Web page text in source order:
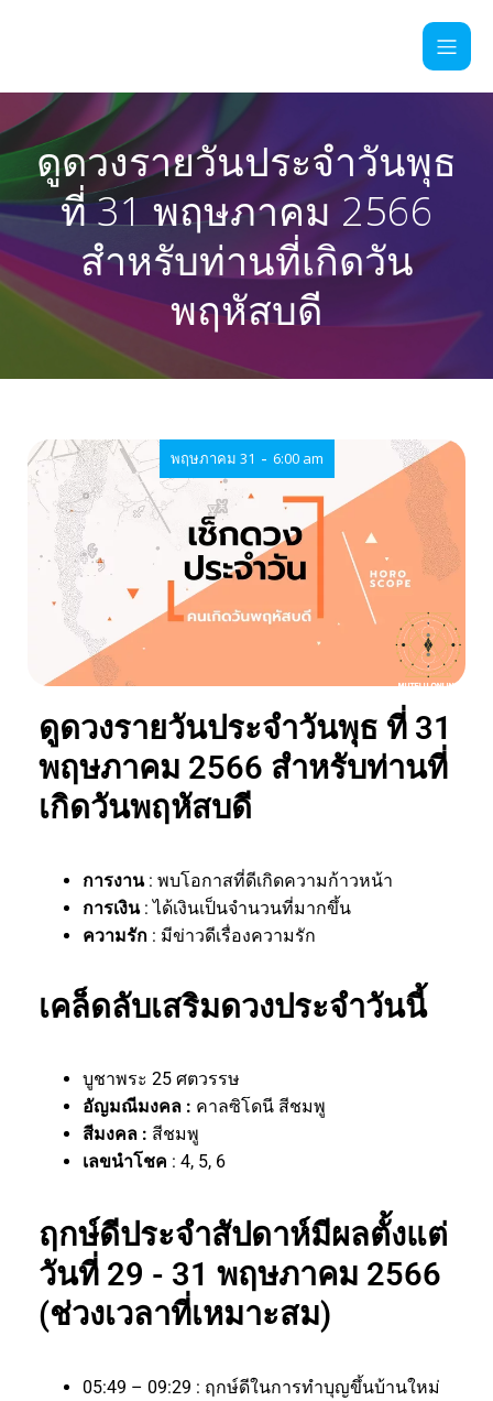
ดูดวงรายวันประจำวันพุธ
ที่ 31 พฤษภาคม 2566
สำหรับท่านที่เกิดวัน
พฤหัสบดี
พฤษภาคม 31 - 6:00 am
ดูดวงรายวันประจำวันพุธ ที่ 31
พฤษภาคม 2566 สำหรับท่านที่
เกิดวันพฤหัสบดี
การงาน : พบโอกาสที่ดีเกิดความก้าวหน้า
การเงิน : ได้เงินเป็นจำนวนที่มากขึ้น
ความรัก : มีข่าวดีเรื่องความรัก
เคล็ดลับเสริมดวงประจำวันนี้
บูชาพระ 25 ศตวรรษ
อัญมณีมงคล : คาลซิโดนี สีชมพู
สีมงคล : สีชมพู
เลขนำโชค : 4, 5, 6
ฤกษ์ดีประจำสัปดาห์มีผลตั้งแต่
วันที่ 29 - 31 พฤษภาคม 2566
(ช่วงเวลาที่เหมาะสม)
05:49 – 09:29 : ฤกษ์ดีในการทำบุญขึ้นบ้านใหม่